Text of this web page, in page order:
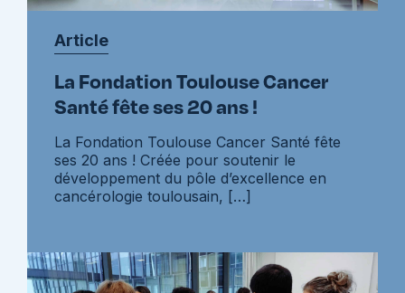
Article
La Fondation Toulouse Cancer
Santé fête ses 20 ans !
La Fondation Toulouse Cancer Santé fête
ses 20 ans ! Créée pour soutenir le
développement du pôle d’excellence en
cancérologie toulousain, […]